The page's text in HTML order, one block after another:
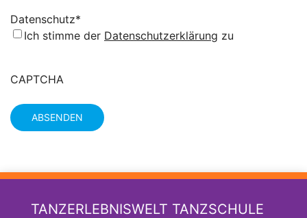
Datenschutz*
Ich stimme der Datenschutzerklärung zu
CAPTCHA
TANZERLEBNISWELT TANZSCHULE